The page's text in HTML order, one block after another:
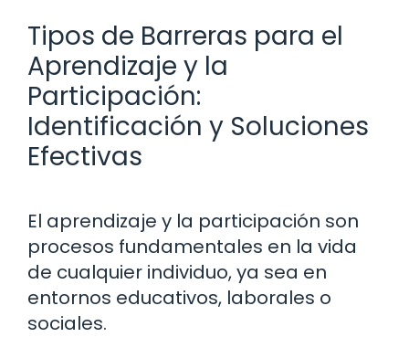
Tipos de Barreras para el
Aprendizaje y la
Participación:
Identificación y Soluciones
Efectivas
El aprendizaje y la participación son
procesos fundamentales en la vida
de cualquier individuo, ya sea en
entornos educativos, laborales o
sociales.